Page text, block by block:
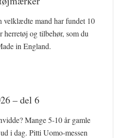
velklædte mand har fundet 10
og tilbehør, som du
in England.
– del 6
Mange 5-10 år gamle
i dag. Pitti Uomo-messen